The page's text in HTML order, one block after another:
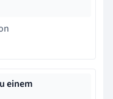
einem